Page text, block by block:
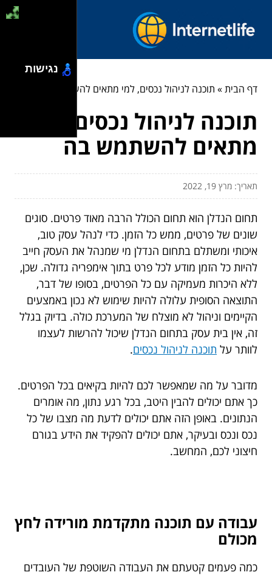
דף הבית» תוכנה לניהול נכסים, למי מתאים להשתמש בה
תוכנה לניהול נכסים, למי
מתאים להשתמש בה
תאריך: מרץ 19, 2022
תחום הנדלן הוא תחום הכולל הרבה מאוד פרטים. סוגים
שונים של פרטים, ממש כל הזמן. כדי לנהל עסק טוב,
איכותי ומשתלם בתחום הנדלן מי שמנהל את העסק חייב
להיות כל הזמן מודע לכל פרט בתוך אימפריה גדולה. שכן,
ללא היכרות מעמיקה עם כל הפרטים, בסופו של דבר,
התוצאה הסופית עלולה להיות שימוש לא נכון באמצעים
הקיימים וניהול לא מוצלח של המערכת כולה. בדיוק בגלל
זה, אין בית עסק בתחום הנדלן שיכול להרשות לעצמו
לוותר על תוכנה לניהול נכסים.
מדובר על מה שמאפשר לכם להיות בקיאים בכל הפרטים.
כך אתם יכולים להבין היטב, בכל רגע נתון, מה אומרים
הנתונים. באופן הזה אתם יכולים לדעת מה מצבו של כל
נכס ונכס ובעיקר, אתם יכולים להפקיד את הידע בגורם
חיצוני לכם, המחשב.
עבודה עם תוכנה מתקדמת מורידה לחץ
מכולם
כמה פעמים קטעתם את העבודה השוטפת של העובדים
נגישות